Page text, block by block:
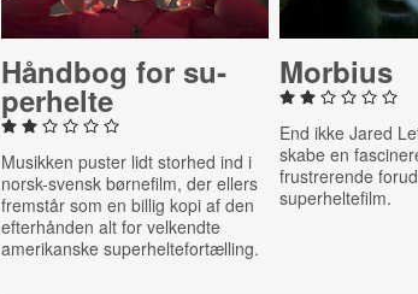
Håndbog for su­
per­hel­te
Musikken puster lidt storhed ind i
norsk-svensk børnefilm, der ellers
fremstår som en billig kopi af den
efterhånden alt for velkendte
amerikanske superheltefortælling.
Morbius
End ikke Jared
skabe en
frustrerende
superheltefilm.